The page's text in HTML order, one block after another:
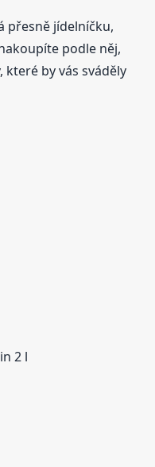
přesně jídelníčku,
podle něj,
by vás sváděly
2 l